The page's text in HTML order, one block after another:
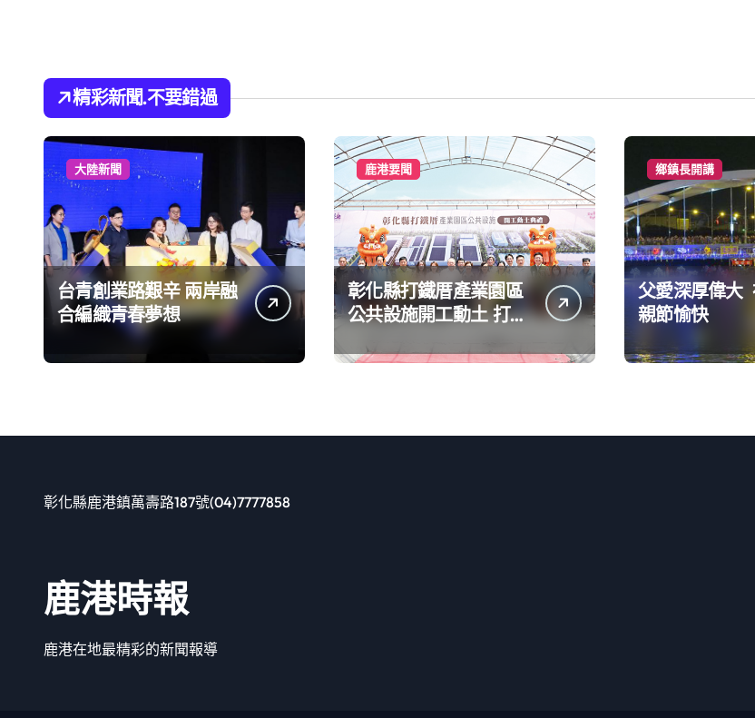
精彩新聞.不要錯過
大陸新聞
台青創業路艱辛 兩岸融
合編織青春夢想
鹿港要聞
彰化縣打鐵厝產業園區
公共設施開工動土 打造
持續升級進步
鄉鎮長開講
父愛深厚偉大
親節愉快
彰化縣鹿港鎮萬壽路187號(04)7777858
鹿港時報
鹿港在地最精彩的新聞報導